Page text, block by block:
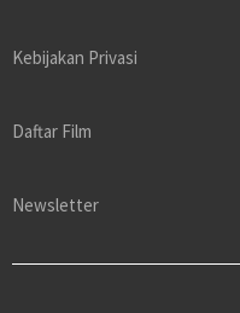
Kebijakan Privasi
Daftar Film
Newsletter